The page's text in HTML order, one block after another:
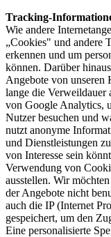
Tracking-
Wie andere
„Cookies" und andere
erkennen und um
können. Darüber
Angebote von unseren
lange die
von Google Analytics,
Nutzer besuchen und
nutzt anonyme
und Dienstleistungen
von Interesse sein
Verwendung von
ausstellen. Wir
der Angebote nicht
auch die IP (Internet
gespeichert, um den
Eine personalisierte